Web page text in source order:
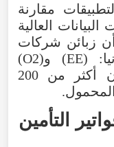
مقارنة
العالية
زبائن شركات
الاتصالات الكبرى في بريطانيا: (EE) و(O2)
و(Vodafone) و(Three)، يدفعون أكثر من 200
التأمين